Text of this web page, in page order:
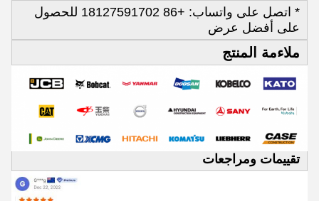
* اتصل على واتساب: +86 18127591702 للحصول
على أفضل عرض
ملاءمة المنتج
تقييمات ومراجعات